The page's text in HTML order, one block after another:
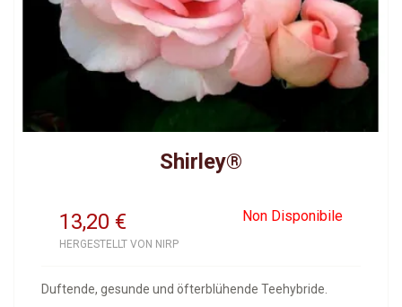
Shirley®
13,20 Non Disponibile
€
HERGESTELLT VON NIRP
Duftende, gesunde und öfterblühende Teehybride.